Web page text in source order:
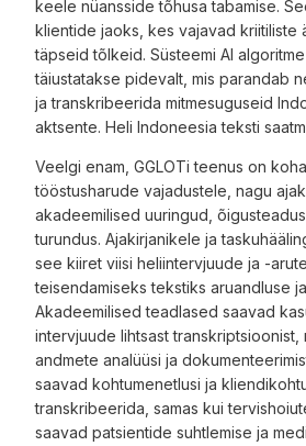
keele nüansside tõhusa tabamise.
klientide jaoks, kes vajavad kriitiliste
täpseid tõlkeid. Süsteemi AI
täiustatakse pidevalt, mis parandab
ja transkribeerida mitmesuguseid
aktsente. Heli Indoneesia teksti
Veelgi enam, GGLOTi teenus on
tööstusharude vajadustele, nagu
akadeemilised uuringud,
turundus. Ajakirjanikele ja
see kiiret viisi heliintervjuude ja -
teisendamiseks tekstiks aruandluse
Akadeemilised teadlased saavad
intervjuude lihtsast transkriptsioonist,
andmete analüüsi ja
saavad kohtumenetlusi ja
transkribeerida, samas kui
saavad patsientide suhtlemise ja